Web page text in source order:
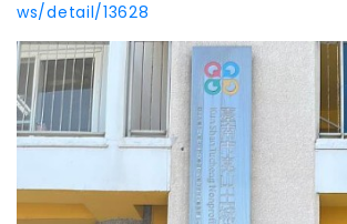
ws/detail/13628